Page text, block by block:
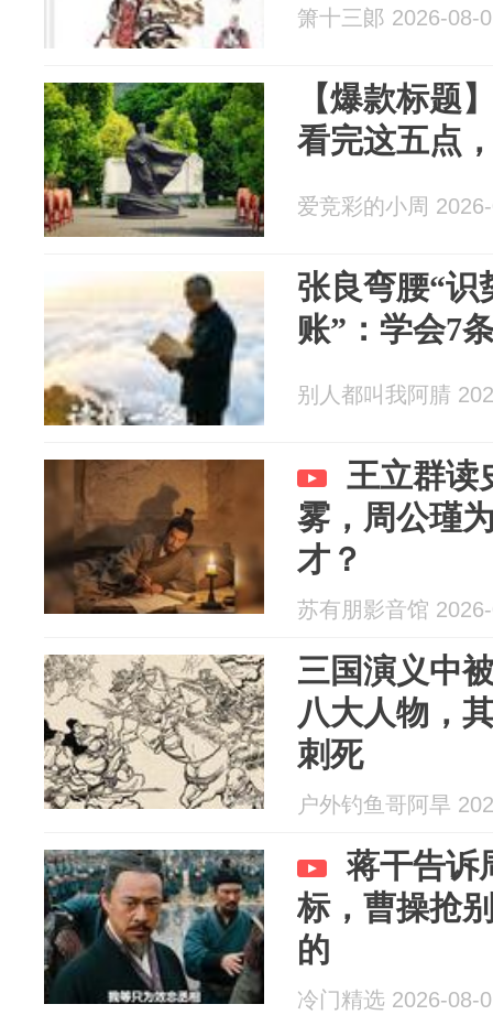
箫十三郞 2026-08-
【爆款标题
看完这五点
爱竞彩的小周
张良弯腰“识
账”：学会7
别人都叫我阿腈
王立群读
雾，周公瑾
才？
苏有朋影音馆
三国演义中
八大人物，
刺死
户外钓鱼哥阿旱
蒋干告诉
标，曹操抢
的
冷门精选 2026-08-